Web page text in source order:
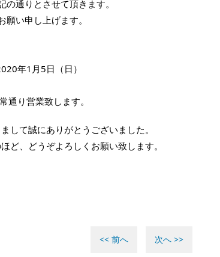
通りとさせて頂きます。
い申し上げます。
年1月5日（日）
通り営業致します。
して誠にありがとうございました。
ど、どうぞよろしくお願い致します。
<< 前へ 次へ >>